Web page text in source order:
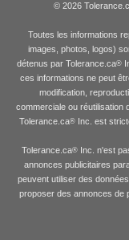
© 2026
Toutes les informations
images, photos, logos)
détenus par Tolerance.ca®
ces informations ne peut
modification,
commerciale ou réutilisation
Tolerance.ca® Inc. est
Tolerance.ca® Inc. n'est
annonces publicitaires
peuvent utiliser des
proposer des annonces de